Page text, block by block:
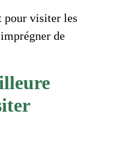
pour visiter les
de